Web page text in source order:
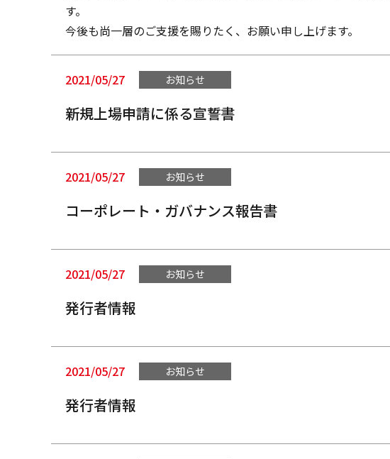
す。
今後も尚一層のご支援を賜りたく、お願い申し上げます。
2021/05/27 お知らせ
新規上場申請に係る宣誓書
2021/05/27 お知らせ
コーポレート・ガバナンス報告書
2021/05/27 お知らせ
発行者情報
2021/05/27 お知らせ
発行者情報